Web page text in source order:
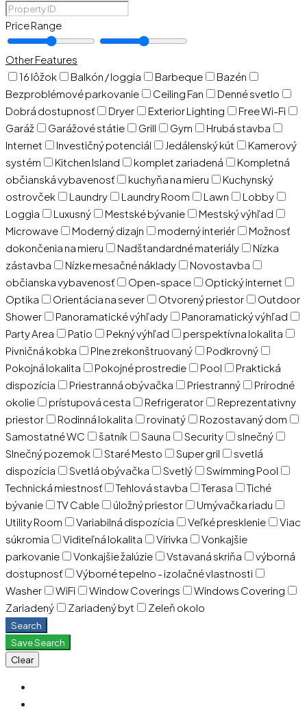
Price Range
Other Features
16 lôžok
Balkón / loggia Barbeque
Bazén
Bezproblémové parkovanie
Ceiling Fan
Denné svetlo
Dobrá dostupnosť
Dryer Exterior Lighting
Free Wi-Fi
Garáž
Garážové státie Grill Gym
Hrubá stavba
Internet
Investičný potenciál Jedálenský kút
Kamerový
systém
Kitchen Island komplet zariadená
Kompletná
občianská vybavenosť
kuchyňa na mieru
Kuchynský
ostrovček
Laundry Laundry Room Lawn
Lobby
Loggia
Luxusný Mestské bývanie
Mestský výhľad
Microwave
Moderný dizajn moderný interiér
Možnosť
dokončenia na mieru
Nadštandardné materiály
Nízka
zástavba
Nízke mesačné náklady
Novostavba
občianska vybavenosť
Open-space
Optický internet
Optika
Orientácia na sever Otvorený priestor
Outdoor
Shower
Panoramatické výhľady
Panoramatický výhľad
Party Area
Patio Pekný výhľad
perspektívna lokalita
Pivničná kobka
Plne zrekonštruovaný
Podkrovný
Pokojná lokalita
Pokojné prostredie Pool
Praktická
dispozícia
Priestranná obývačka Priestranný
Prírodné
okolie
prístupová cesta Refrigerator
Reprezentativny
priestor
Rodinná lokalita rovinatý
Rozostavaný dom
Samostatné WC
šatník Sauna Security
slnečný
Slnečný pozemok
Staré Mesto Super gril
svetlá
dispozícia
Svetlá obývačka Svetlý
Swimming Pool
Technická miestnosť
Tehlová stavba Terasa
Tiché
bývanie
TV Cable úložný priestor
Umývačka riadu
Utility Room
Variabilná dispozícia Veľké presklenie
Viac
súkromia
Viditeľná lokalita Vírivka
Vonkajšie
parkovanie
Vonkajšie žalúzie Vstavaná skriňa
výborná
dostupnosť
Výborné tepelno - izolačné vlastnosti
Washer
WiFi Window Coverings
Windows Covering
Zariadený
Zariadený byt Zeleň okolo
Search
Save Search
Clear